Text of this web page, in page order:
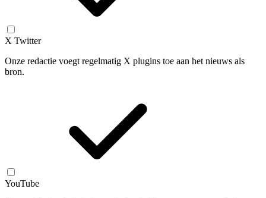
X Twitter
Onze redactie voegt regelmatig X plugins toe aan het nieuws als
bron.
YouTube